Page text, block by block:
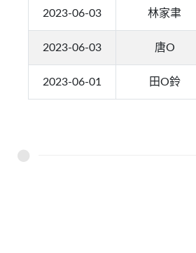
2023-06-03 林家聿
2023-06-03 唐O
2023-06-01 田O鈴